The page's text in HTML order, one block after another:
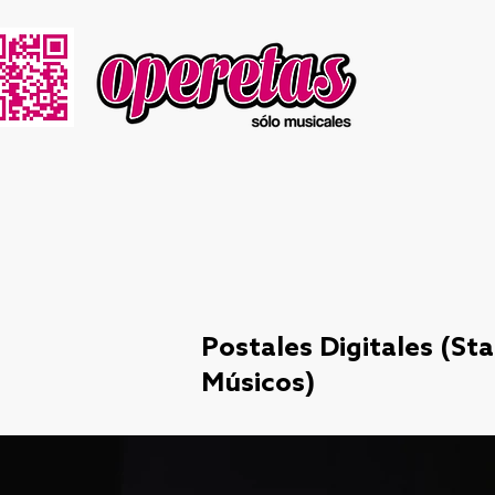
Postales Digitales
Músicos)